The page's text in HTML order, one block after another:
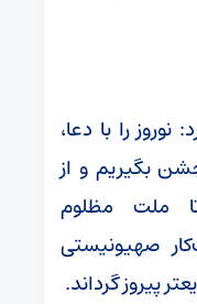
را با دعا،
بگیریم و از
ملت مظلوم
صهیونیستی
پیروز گرداند.